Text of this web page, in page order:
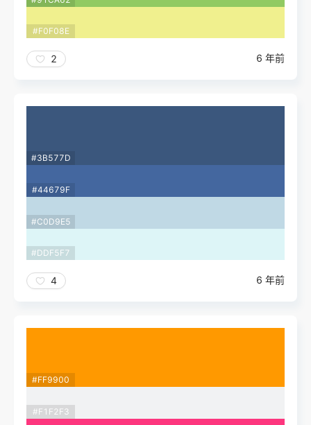
#F0F08E
2 6 年前
#3B577D
#44679F
#C0D9E5
#DDF5F7
4 6 年前
#FF9900
#F1F2F3